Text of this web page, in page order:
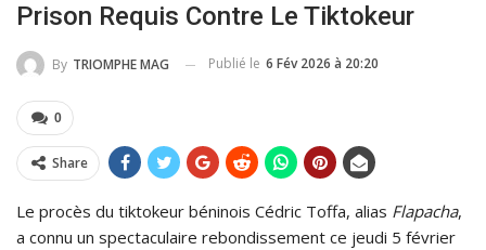
Prison Requis Contre Le Tiktokeur
By TRIOMPHE MAG Publié le 6 Fév 2026 à 20:20
0
Share
Le procès du tiktokeur béninois Cédric Toffa, alias Flapacha,
a connu un spectaculaire rebondissement ce jeudi 5 février